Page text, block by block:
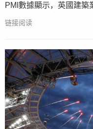
PMI數據顯示，英國建築
链接阅读